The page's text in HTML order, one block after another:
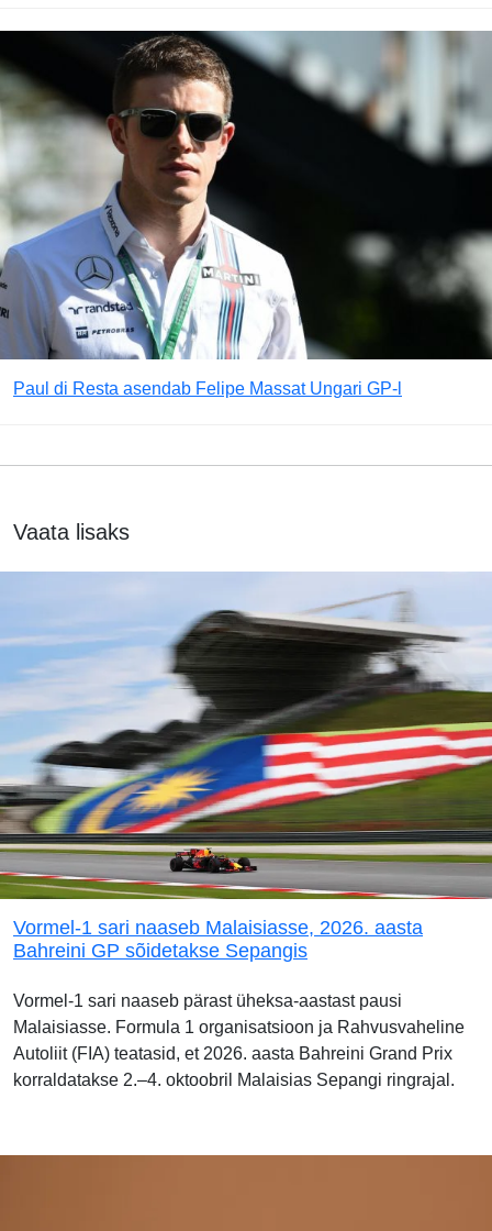
Paul di Resta asendab Felipe Massat Ungari GP-l
Vaata lisaks
Vormel-1 sari naaseb Malaisiasse, 2026. aasta
Bahreini GP sõidetakse Sepangis
Vormel-1 sari naaseb pärast üheksa-aastast pausi
Malaisiasse. Formula 1 organisatsioon ja Rahvusvaheline
Autoliit (FIA) teatasid, et 2026. aasta Bahreini Grand Prix
korraldatakse 2.–4. oktoobril Malaisias Sepangi ringrajal.